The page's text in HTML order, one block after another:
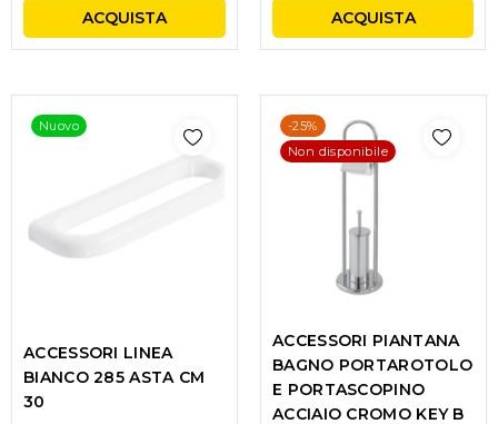
ACQUISTA ACQUISTA
Nuovo
ACCESSORI LINEA
BIANCO 285 ASTA CM
30
-25%
Non disponibile
ACCESSORI PIANTANA
BAGNO PORTAROTOLO
E PORTASCOPINO
ACCIAIO CROMO KEY B